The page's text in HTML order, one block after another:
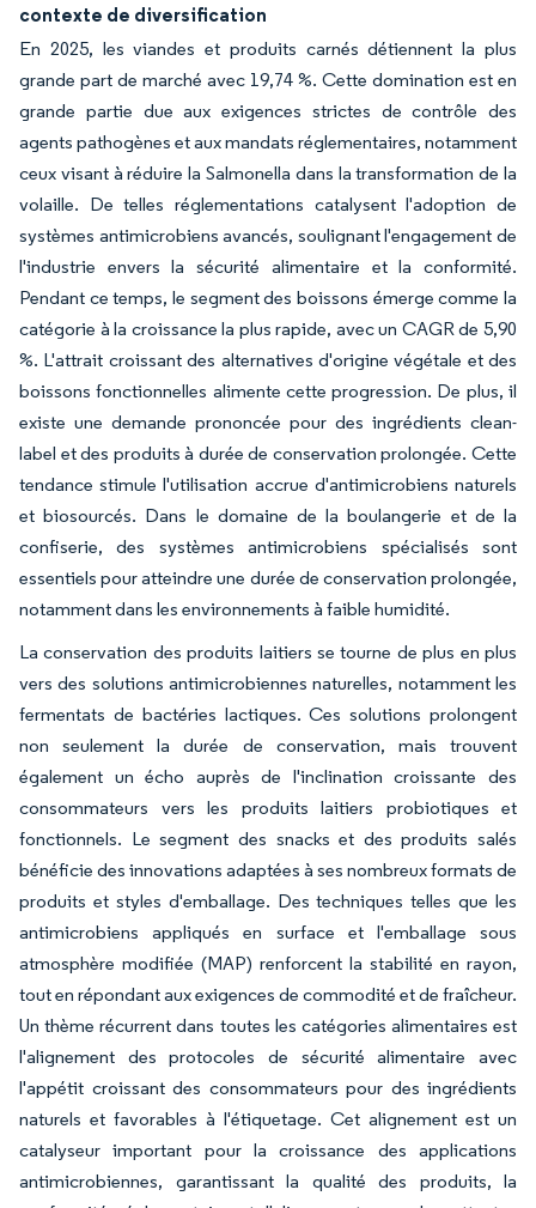
contexte de diversification
En 2025, les viandes et produits carnés détiennent la plus
grande part de marché avec 19,74 %. Cette domination est en
grande partie due aux exigences strictes de contrôle des
agents pathogènes et aux mandats réglementaires, notamment
ceux visant à réduire la Salmonella dans la transformation de la
volaille. De telles réglementations catalysent l'adoption de
systèmes antimicrobiens avancés, soulignant l'engagement de
l'industrie envers la sécurité alimentaire et la conformité.
Pendant ce temps, le segment des boissons émerge comme la
catégorie à la croissance la plus rapide, avec un CAGR de 5,90
%. L'attrait croissant des alternatives d'origine végétale et des
boissons fonctionnelles alimente cette progression. De plus, il
existe une demande prononcée pour des ingrédients clean-
label et des produits à durée de conservation prolongée. Cette
tendance stimule l'utilisation accrue d'antimicrobiens naturels
et biosourcés. Dans le domaine de la boulangerie et de la
confiserie, des systèmes antimicrobiens spécialisés sont
essentiels pour atteindre une durée de conservation prolongée,
notamment dans les environnements à faible humidité.
La conservation des produits laitiers se tourne de plus en plus
vers des solutions antimicrobiennes naturelles, notamment les
fermentats de bactéries lactiques. Ces solutions prolongent
non seulement la durée de conservation, mais trouvent
également un écho auprès de l'inclination croissante des
consommateurs vers les produits laitiers probiotiques et
fonctionnels. Le segment des snacks et des produits salés
bénéficie des innovations adaptées à ses nombreux formats de
produits et styles d'emballage. Des techniques telles que les
antimicrobiens appliqués en surface et l'emballage sous
atmosphère modifiée (MAP) renforcent la stabilité en rayon,
tout en répondant aux exigences de commodité et de fraîcheur.
Un thème récurrent dans toutes les catégories alimentaires est
l'alignement des protocoles de sécurité alimentaire avec
l'appétit croissant des consommateurs pour des ingrédients
naturels et favorables à l'étiquetage. Cet alignement est un
catalyseur important pour la croissance des applications
antimicrobiennes, garantissant la qualité des produits, la